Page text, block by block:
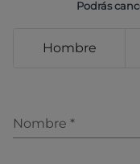
Podrás
Hombre
Nombre *